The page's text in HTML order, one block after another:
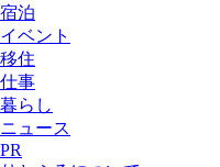
宿泊
イベント
移住
仕事
暮らし
ニュース
PR